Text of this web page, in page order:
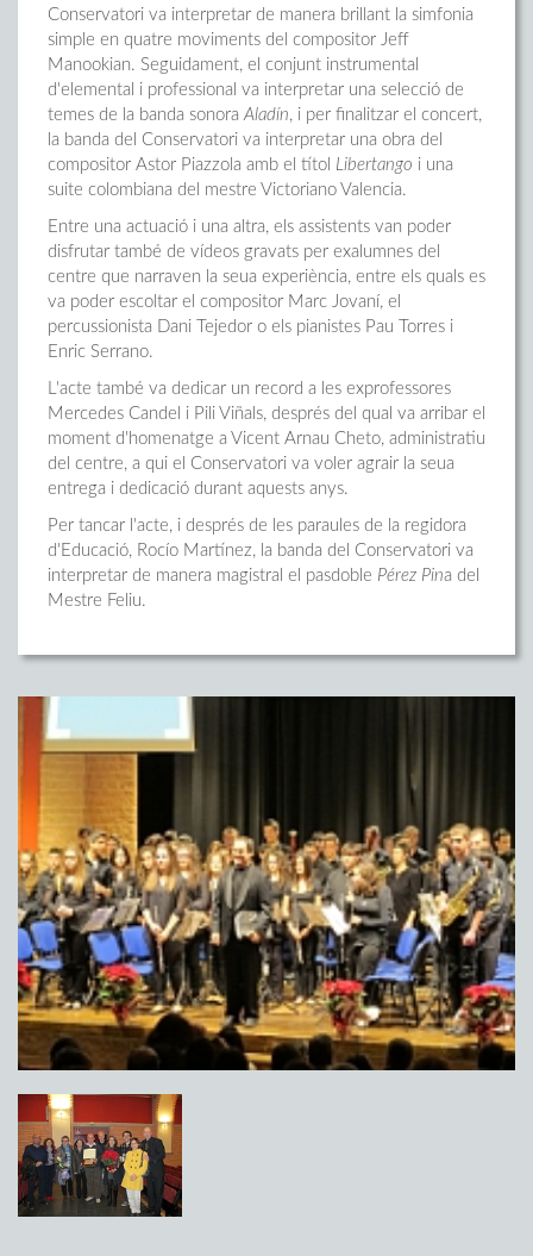
Conservatori va interpretar de manera brillant la simfonia
simple en quatre moviments del compositor Jeff
Manookian. Seguidament, el conjunt instrumental
d'elemental i professional va interpretar una selecció de
temes de la banda sonoraAladín, i per finalitzar el concert,
la banda del Conservatori va interpretar una obra del
compositor Astor Piazzola amb el títol Libertango i una
suite colombiana del mestre Victoriano Valencia.
Entre una actuació i una altra, els assistents van poder
disfrutar també de vídeos gravats per exalumnes del
centre que narraven la seua experiència, entre els quals es
va poder escoltar el compositor Marc Jovaní, el
percussionista Dani Tejedor o els pianistes Pau Torres i
Enric Serrano.
L'acte també va dedicar un record a les exprofessores
Mercedes Candel i Pili Viñals, després del qual va arribar el
moment d'homenatge a Vicent Arnau Cheto, administratiu
del centre, a qui el Conservatori va voler agrair la seua
entrega i dedicació durant aquests anys.
Per tancar l'acte, i després de les paraules de la regidora
d'Educació, Rocío Martínez, la banda del Conservatori va
interpretar de manera magistral el pasdoble Pérez Pina del
Mestre Feliu.